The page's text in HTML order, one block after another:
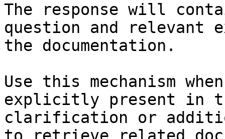
The response will
question and relevant
the documentation.
Use this mechanism
explicitly present in
clarification or